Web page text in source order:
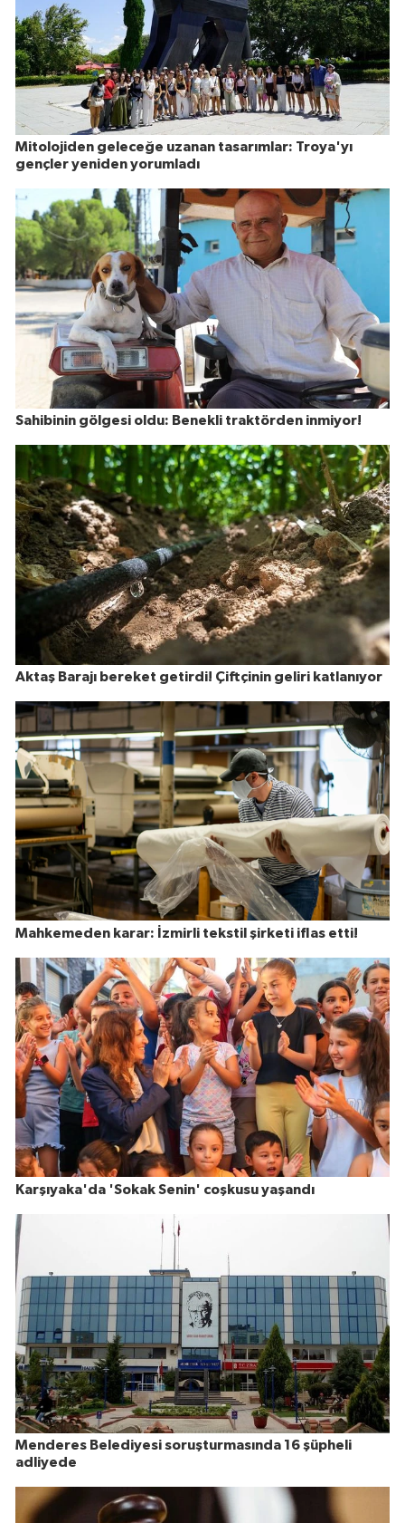
Mitolojiden geleceğe uzanan tasarımlar: Troya'yı
gençler yeniden yorumladı
Sahibinin gölgesi oldu: Benekli traktörden inmiyor!
Aktaş Barajı bereket getirdi! Çiftçinin geliri katlanıyor
Mahkemeden karar: İzmirli tekstil şirketi iflas etti!
Karşıyaka'da 'Sokak Senin' coşkusu yaşandı
Menderes Belediyesi soruşturmasında 16 şüpheli
adliyede